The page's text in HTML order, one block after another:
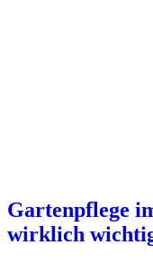
Gartenpflege
wirklich